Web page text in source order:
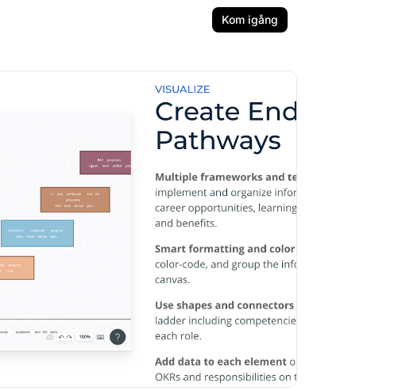
Kom igång